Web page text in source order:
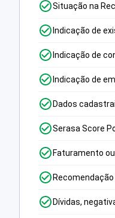
Situação na
Indicação de
Indicação de
Indicação de
Dados
Serasa Score
Faturamento
Dívidas,